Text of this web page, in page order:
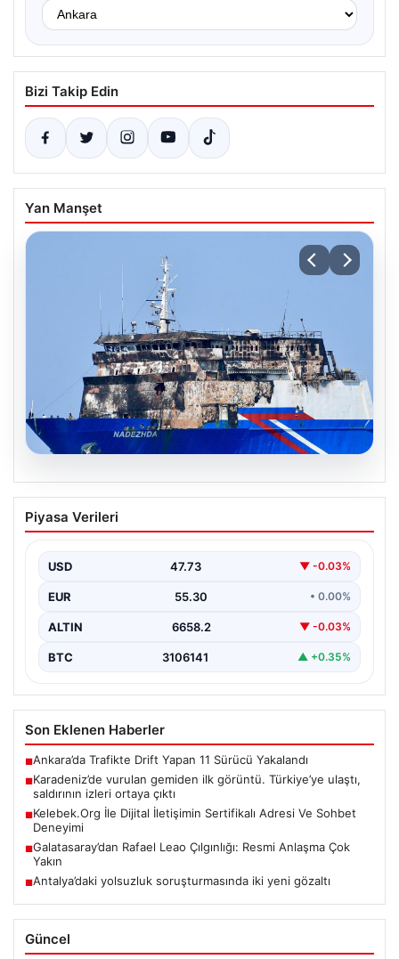
Bizi Takip Edin
Yan Manşet
Karadeniz’de vurulan gemiden ilk
görüntü. Türkiye’ye ulaştı, saldırının
{ “title”: “Karadeniz’de vurulan gemiden ilk detaylar ve
Piyasa Verileri
USD 47.73 ▼ -0.03%
EUR 55.30 • 0.00%
ALTIN 6658.2 ▼ -0.03%
BTC 3106141 ▲ +0.35%
Son Eklenen Haberler
■Ankara’da Trafikte Drift Yapan 11 Sürücü Yakalandı
■Karadeniz’de vurulan gemiden ilk görüntü. Türkiye’ye ulaştı,
saldırının izleri ortaya çıktı
■Kelebek.Org İle Dijital İletişimin Sertifikalı Adresi Ve Sohbet
Deneyimi
■Galatasaray’dan Rafael Leao Çılgınlığı: Resmi Anlaşma Çok
Yakın
■Antalya’daki yolsuzluk soruşturmasında iki yeni gözaltı
Güncel